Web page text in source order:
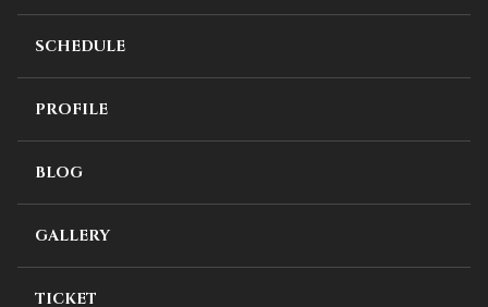
SCHEDULE
PROFILE
BLOG
GALLERY
TICKET